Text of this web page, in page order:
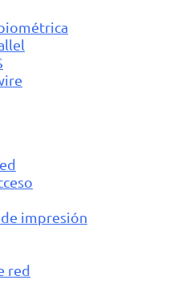
impresión
red